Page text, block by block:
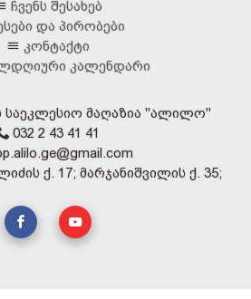
ჩვენს შესახებ
და პირობები
კონტაქტი
კალენდარი
საეკლესიო მაღაზია "ალილო"
032 2 43 41 41
ქ. 17; მარჯანიშვილის ქ. 35;